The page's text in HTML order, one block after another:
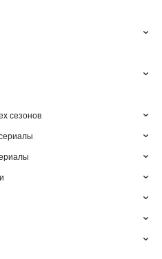
сезонов